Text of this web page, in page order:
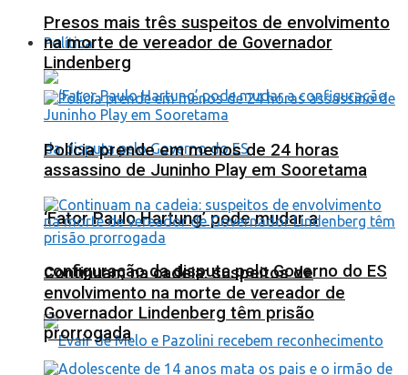
Política
‘Fator Paulo Hartung’ pode mudar a
configuração da disputa pelo Governo do ES
Presos mais três suspeitos de envolvimento
na morte de vereador de Governador
Lindenberg
Polícia prende em menos de 24 horas
assassino de Juninho Play em Sooretama
Continuam na cadeia: suspeitos de
envolvimento na morte de vereador de
Governador Lindenberg têm prisão
prorrogada